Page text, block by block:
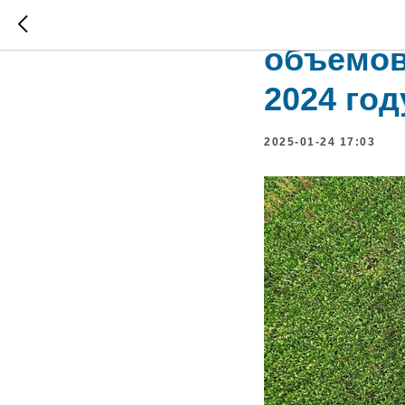
2024
2025-01-24 17:03